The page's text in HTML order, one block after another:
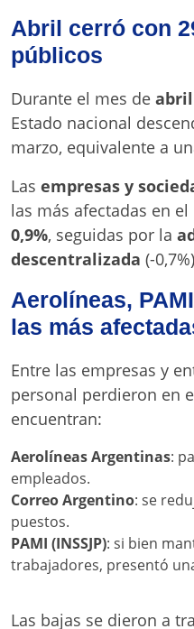
Abril cerró con
públicos
Durante el mes de abril
Estado nacional
marzo, equivalente a
Las empresas y
las más afectadas en
0,9%, seguidas por la
descentralizada (-
Aerolíneas,
las más
Entre las empresas y
personal perdieron en
encuentran:
Aerolíneas Argentinas:
empleados.
Correo Argentino: se
puestos.
PAMI (INSSJP): si bien
trabajadores, presentó
Las bajas se dieron a